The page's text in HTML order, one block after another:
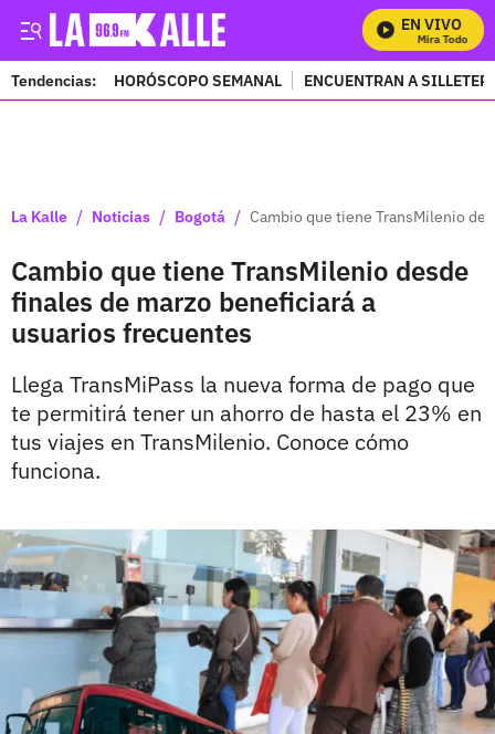
EN VIVO
Mira Todos
Tendencias: HORÓSCOPO SEMANAL ENCUENTRAN A
La Kalle / Noticias / Bogotá / Cambio que tiene TransMilenio
Cambio que tiene TransMilenio desde
finales de marzo beneficiará a
usuarios frecuentes
Llega TransMiPass la nueva forma de pago que
te permitirá tener un ahorro de hasta el 23% en
tus viajes en TransMilenio. Conoce cómo
funciona.